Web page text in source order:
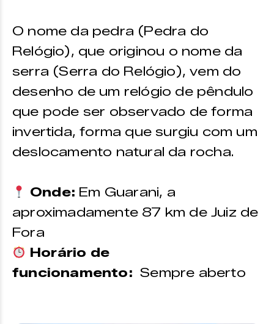
O nome da pedra (Pedra do
Relógio), que originou o nome da
serra (Serra do Relógio), vem do
desenho de um relógio de pêndulo
que pode ser observado de forma
invertida, forma que surgiu com um
deslocamento natural da rocha.
Onde: Em Guarani, a
aproximadamente 87 km de Juiz de
Fora
Horário de
funcionamento: Sempre aberto